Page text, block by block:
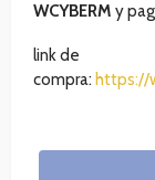
WCYBERM y
link de
compra: https://